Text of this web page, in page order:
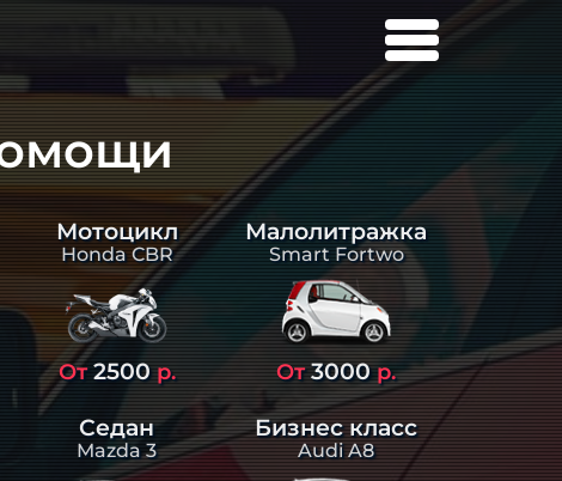
Мотоцикл
Honda CBR
От2500р.
Малолитражка
Smart Fortwo
От3000р.
Седан
Mazda 3
Бизнес класс
Audi A8